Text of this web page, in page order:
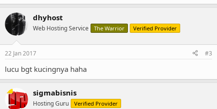
dhyhost
Web Hosting Service The Warrior Verified Provider
22 Jan 2017 #3
lucu bgt kucingnya haha
sigmabisnis
Hosting Guru Verified Provider